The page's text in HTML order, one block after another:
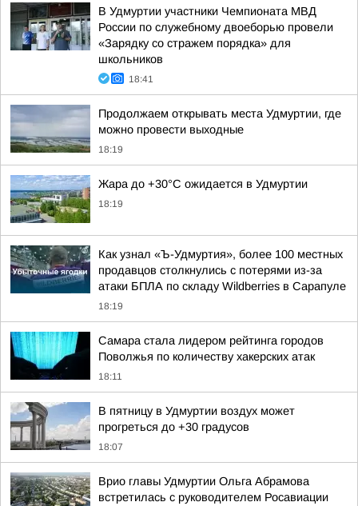
В Удмуртии участники Чемпионата МВД
России по служебному двоеборью провели
«Зарядку со стражем порядка» для
школьников
18:41
Продолжаем открывать места Удмуртии, где
можно провести выходные
18:19
Жара до +30°С ожидается в Удмуртии
18:19
Как узнал «Ъ-Удмуртия», более 100 местных
продавцов столкнулись с потерями из-за
атаки БПЛА по складу Wildberries в Сарапуле
18:19
Самара стала лидером рейтинга городов
Поволжья по количеству хакерских атак
18:11
В пятницу в Удмуртии воздух может
прогреться до +30 градусов
18:07
Врио главы Удмуртии Ольга Абрамова
встретилась с руководителем Росавиации